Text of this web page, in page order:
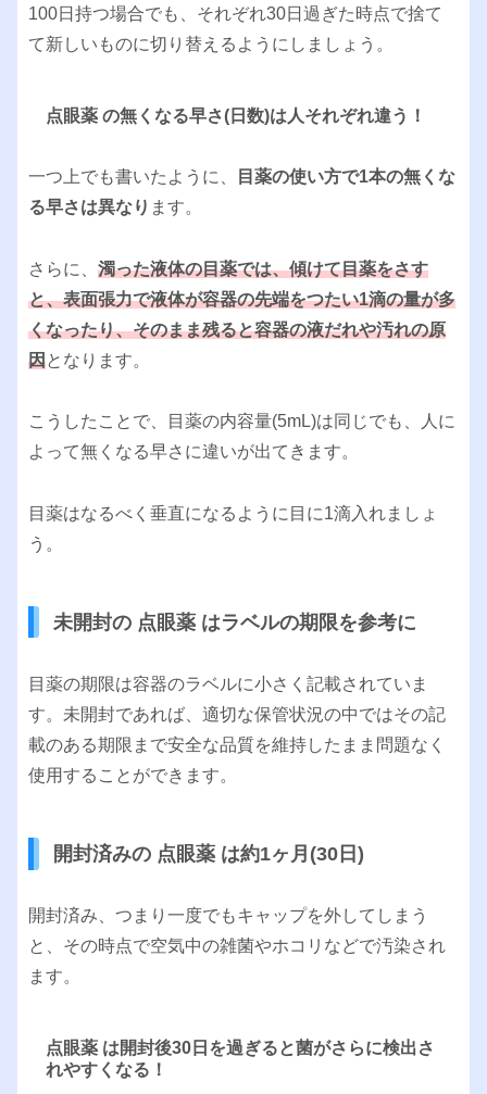
100日持つ場合でも、それぞれ30日過ぎた時点で捨て
て新しいものに切り替えるようにしましょう。
点眼薬 の無くなる早さ(日数)は人それぞれ違う！
一つ上でも書いたように、
目薬の使い方で1本の無くな
る早さは異なり ます。
さらに、 濁った液体の目薬では、傾けて目薬をさす
と、表面張力で液体が容器の先端をつたい1滴の量が多
くなったり、そのまま残ると容器の液だれや汚れの原
因となります。
こうしたことで、目薬の内容量(5mL)は同じでも、人に
よって無くなる早さに違いが出てきます。
目薬はなるべく垂直になるように目に1滴入れましょ
う。
未開封の 点眼薬 はラベルの期限を参考に
目薬の期限は容器のラベルに小さく記載されていま
す。未開封であれば、適切な保管状況の中ではその記
載のある期限まで安全な品質を維持したまま問題なく
使用することができます。
開封済みの 点眼薬 は約1ヶ月(30日)
開封済み、つまり一度でもキャップを外してしまう
と、その時点で空気中の雑菌やホコリなどで汚染され
ます。
点眼薬 は開封後30日を過ぎると菌がさらに検出さ
れやすくなる！